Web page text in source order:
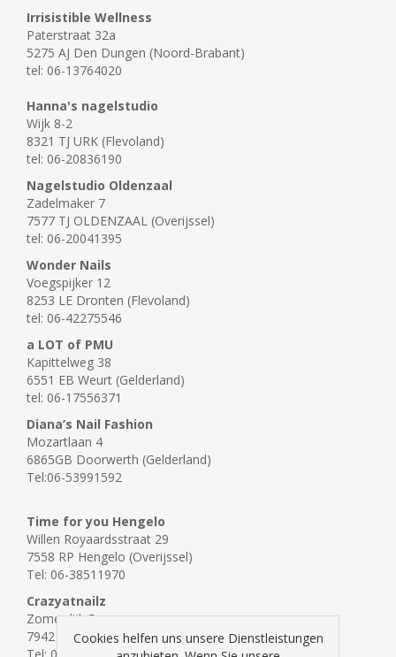
Irrisistible Wellness
Paterstraat 32a
5275 AJ Den Dungen (Noord-Brabant)
tel: 06-13764020
Hanna's nagelstudio
Wijk 8-2
8321 TJ URK (Flevoland)
tel: 06-20836190
Nagelstudio Oldenzaal
Zadelmaker 7
7577 TJ OLDENZAAL (Overijssel)
tel: 06-20041395
Wonder Nails
Voegspijker 12
8253 LE Dronten (Flevoland)
tel: 06-42275546
a LOT of PMU
Kapittelweg 38
6551 EB Weurt (Gelderland)
tel: 06-17556371
Diana’s Nail Fashion
Mozartlaan 4
6865GB Doorwerth (Gelderland)
Tel:06-53991592
Time for you Hengelo
Willen Royaardsstraat 29
7558 RP Hengelo (Overijssel)
Tel: 06-38511970
Crazyatnailz
Zomerdijk 5c
7942 JR Meppel (Drenthe)
Cookies helfen uns unsere Dienstleistungen